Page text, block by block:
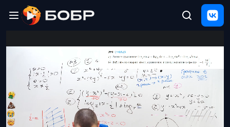
Полезные
материалы
Проверка
сочинений